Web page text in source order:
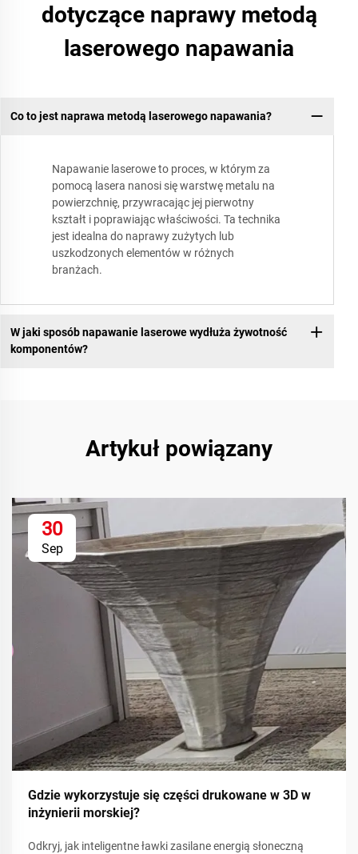
dotyczące naprawy metodą
laserowego napawania
Co to jest naprawa metodą laserowego napawania?
Napawanie laserowe to proces, w którym za
pomocą lasera nanosi się warstwę metalu na
powierzchnię, przywracając jej pierwotny
kształt i poprawiając właściwości. Ta technika
jest idealna do naprawy zużytych lub
uszkodzonych elementów w różnych
branżach.
W jaki sposób napawanie laserowe wydłuża żywotność
komponentów?
Artykuł powiązany
30
Sep
Gdzie wykorzystuje się części drukowane w 3D w
inżynierii morskiej?
Odkryj, jak inteligentne ławki zasilane energią słoneczną